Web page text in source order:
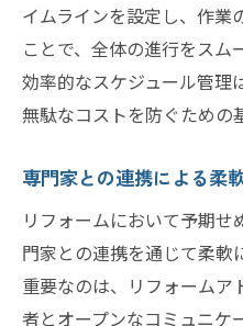
イムラインを設定し、作業
ことで、全体の進行をスム
効率的なスケジュール管理
無駄なコストを防ぐための
専門家との連携による柔
リフォームにおいて予期
門家との連携を通じて柔軟
重要なのは、リフォーム
者とオープンなコミュニケ